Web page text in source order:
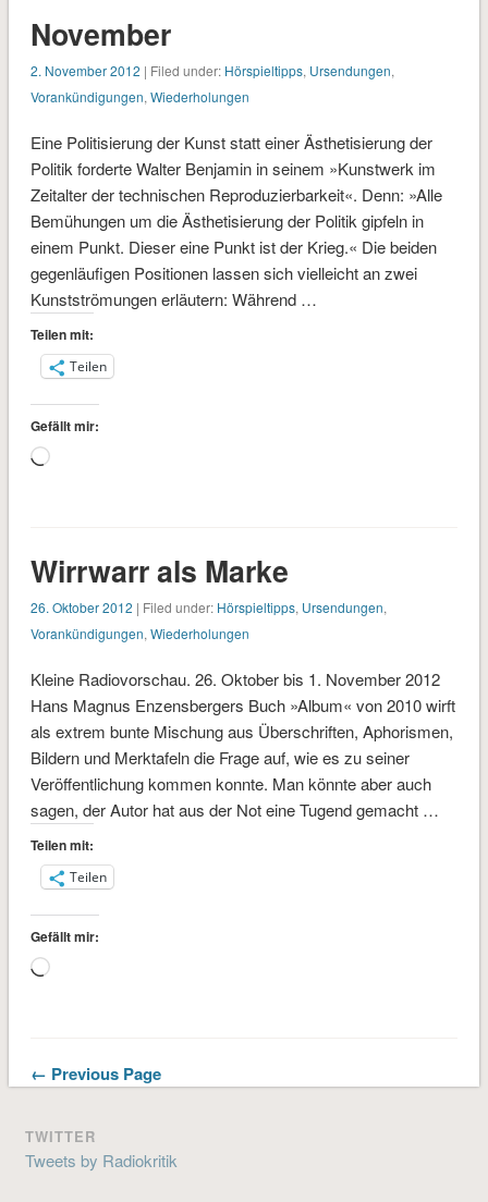
November
2. November 2012 | Filed under: Hörspieltipps, Ursendungen,
Vorankündigungen, Wiederholungen
Eine Politisierung der Kunst statt einer Ästhetisierung der
Politik forderte Walter Benjamin in seinem »Kunstwerk im
Zeitalter der technischen Reproduzierbarkeit«. Denn: »Alle
Bemühungen um die Ästhetisierung der Politik gipfeln in
einem Punkt. Dieser eine Punkt ist der Krieg.« Die beiden
gegenläufigen Positionen lassen sich vielleicht an zwei
Kunstströmungen erläutern: Während …
Teilen mit:
Teilen
Gefällt mir:
Wird
Wirrwarr als Marke
26. Oktober 2012 | Filed under: Hörspieltipps, Ursendungen,
Vorankündigungen, Wiederholungen
Kleine Radiovorschau. 26. Oktober bis 1. November 2012
Hans Magnus Enzensbergers Buch »Album« von 2010 wirft
als extrem bunte Mischung aus Überschriften, Aphorismen,
Bildern und Merktafeln die Frage auf, wie es zu seiner
Veröffentlichung kommen konnte. Man könnte aber auch
sagen, der Autor hat aus der Not eine Tugend gemacht …
Teilen mit:
Teilen
Gefällt mir:
Wird
← Previous Page
TWITTER
Tweets by Radiokritik